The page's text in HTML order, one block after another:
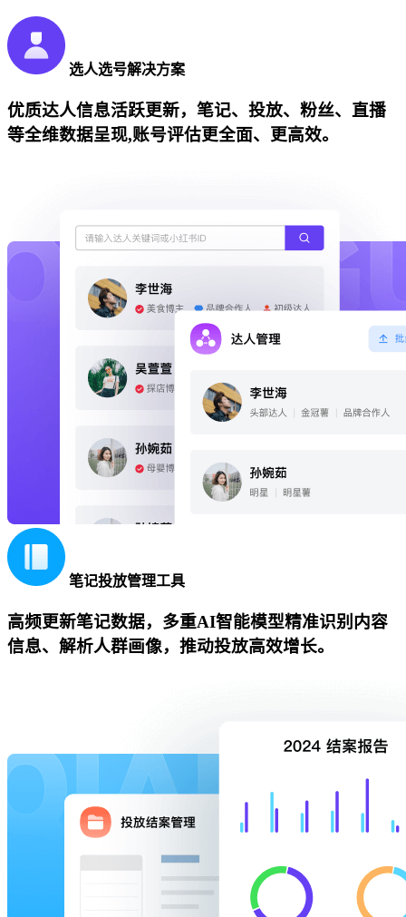
选人选号解决方案
优质达人信息活跃更新，笔记、投放、粉丝、直播
等全维数据呈现,账号评估更全面、更高效。
笔记投放管理工具
高频更新笔记数据，多重AI智能模型精准识别内容
信息、解析人群画像，推动投放高效增长。